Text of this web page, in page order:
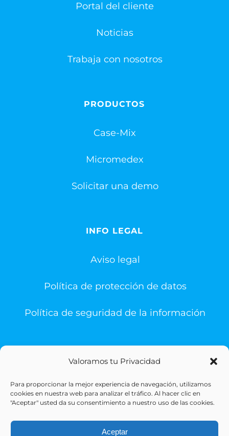
Valoramos tu Privacidad
Para proporcionar la mejor experiencia de navegación, utilizamos
cookies en nuestra web para analizar el tráfico. Al hacer clic en
"Aceptar" usted da su consentimiento a nuestro uso de las cookies.
Aceptar
Portal del cliente
Noticias
Trabaja con nosotros
PRODUCTOS
Case-Mix
Micromedex
Solicitar una demo
INFO LEGAL
Aviso legal
Política de protección de datos
Política de seguridad de la información
© Copyright 1993 -2026 | Sigesa Sistemas de Gestión
Sanitaria | All Rights Reserved